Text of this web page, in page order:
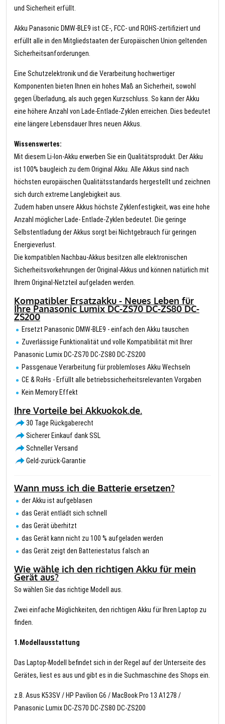
und Sicherheit erfüllt.
Akku Panasonic DMW-BLE9 ist CE-, FCC- und ROHS-zertifiziert und
erfüllt alle in den Mitgliedstaaten der Europäischen Union geltenden
Sicherheitsanforderungen.
Eine Schutzelektronik und die Verarbeitung hochwertiger
Komponenten bieten Ihnen ein hohes Maß an Sicherheit, sowohl
gegen Überladung, als auch gegen Kurzschluss. So kann der Akku
eine höhere Anzahl von Lade-Entlade-Zyklen erreichen. Dies bedeutet
eine längere Lebensdauer Ihres neuen Akkus.
Wissenswertes:
Mit diesem Li-Ion-Akku erwerben Sie ein Qualitätsprodukt. Der Akku
ist 100% baugleich zu dem Original Akku. Alle Akkus sind nach
höchsten europäischen Qualitätsstandards hergestellt und zeichnen
sich durch extreme Langlebigkeit aus.
Zudem haben unsere Akkus höchste Zyklenfestigkeit, was eine hohe
Anzahl möglicher Lade- Entlade-Zyklen bedeutet. Die geringe
Selbstentladung der Akkus sorgt bei Nichtgebrauch für geringen
Energieverlust.
Die kompatiblen Nachbau-Akkus besitzen alle elektronischen
Sicherheitsvorkehrungen der Original-Akkus und können natürlich mit
Ihrem Original-Netzteil aufgeladen werden.
Kompatibler Ersatzakku - Neues Leben für
Ihre Panasonic Lumix DC-ZS70 DC-ZS80 DC-
ZS200
Ersetzt Panasonic DMW-BLE9 - einfach den Akku tauschen
Zuverlässige Funktionalität und volle Kompatibilität mit Ihrer
Panasonic Lumix DC-ZS70 DC-ZS80 DC-ZS200
Passgenaue Verarbeitung für problemloses Akku Wechseln
CE & RoHs - Erfüllt alle betriebssicherheitsrelevanten Vorgaben
Kein Memory Effekt
Ihre Vorteile bei Akkuokok.de.
30 Tage Rückgaberecht
Sicherer Einkauf dank SSL
Schneller Versand
Geld-zurück-Garantie
Wann muss ich die Batterie ersetzen?
der Akku ist aufgeblasen
das Gerät entlädt sich schnell
das Gerät überhitzt
das Gerät kann nicht zu 100 % aufgeladen werden
das Gerät zeigt den Batteriestatus falsch an
Wie wähle ich den richtigen Akku für mein
Gerät aus?
So wählen Sie das richtige Modell aus.
Zwei einfache Möglichkeiten, den richtigen Akku für Ihren Laptop zu
finden.
1.Modellausstattung
Das Laptop-Modell befindet sich in der Regel auf der Unterseite des
Gerätes, liest es aus und gibt es in die Suchmaschine des Shops ein.
z.B. Asus K53SV / HP Pavilion G6 / MacBook Pro 13 A1278 /
Panasonic Lumix DC-ZS70 DC-ZS80 DC-ZS200